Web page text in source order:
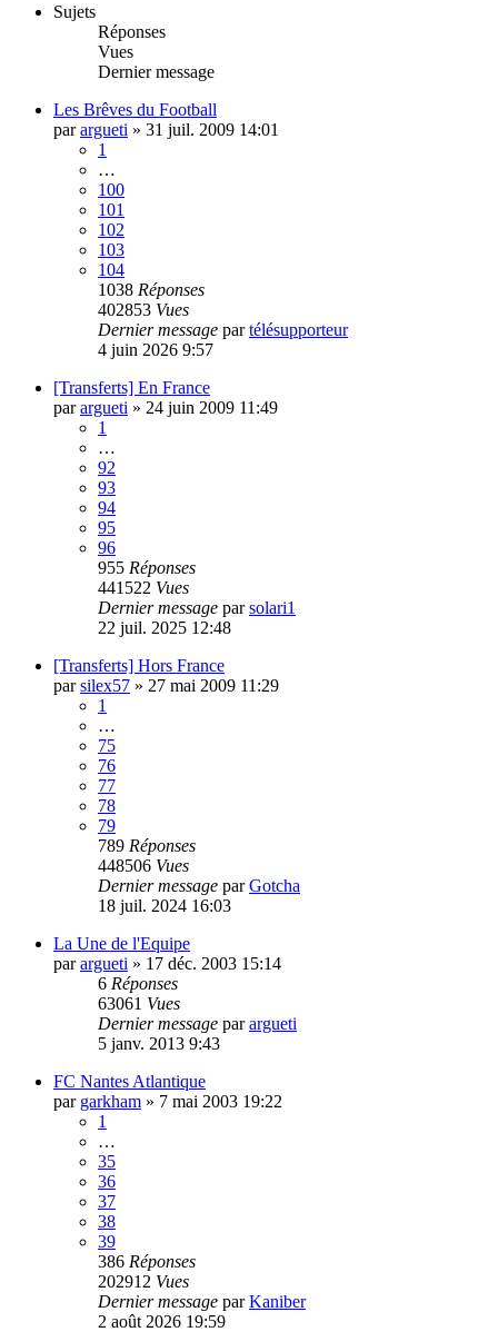
Sujets
Réponses
Vues
Dernier message
Les Brêves du Football
parargueti » 31 juil. 2009 14:01
1
…
100
101
102
103
104
1038 Réponses
402853 Vues
Dernier message partélésupporteur
4 juin 2026 9:57
[Transferts] En France
parargueti » 24 juin 2009 11:49
1
…
92
93
94
95
96
955 Réponses
441522 Vues
Dernier message parsolari1
22 juil. 2025 12:48
[Transferts] Hors France
parsilex57 » 27 mai 2009 11:29
1
…
75
76
77
78
79
789 Réponses
448506 Vues
Dernier message parGotcha
18 juil. 2024 16:03
La Une de l'Equipe
parargueti » 17 déc. 2003 15:14
6 Réponses
63061 Vues
Dernier message parargueti
5 janv. 2013 9:43
FC Nantes Atlantique
par garkham » 7 mai 2003 19:22
1
…
35
36
37
38
39
386 Réponses
202912 Vues
Dernier message parKaniber
2 août 2026 19:59